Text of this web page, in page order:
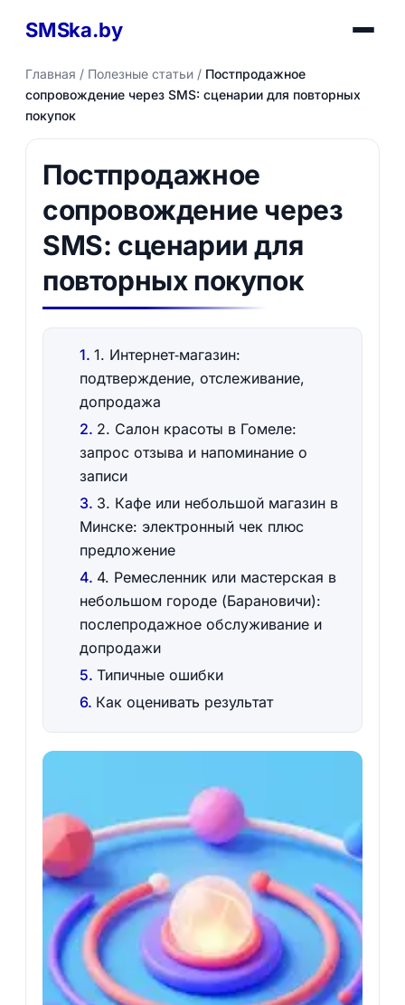
SMSka.by
Главная / Полезные статьи/ Постпродажное
сопровождение через SMS: сценарии для повторных
покупок
Постпродажное
сопровождение через
SMS: сценарии для
повторных покупок
1. Интернет‑магазин:
подтверждение, отслеживание,
допродажа
2. Салон красоты в Гомеле:
запрос отзыва и напоминание о
записи
3. Кафе или небольшой магазин в
Минске: электронный чек плюс
предложение
4. Ремесленник или мастерская в
небольшом городе (Барановичи):
послепродажное обслуживание и
допродажи
Типичные ошибки
Как оценивать результат